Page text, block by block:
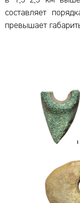
составляет
превышает